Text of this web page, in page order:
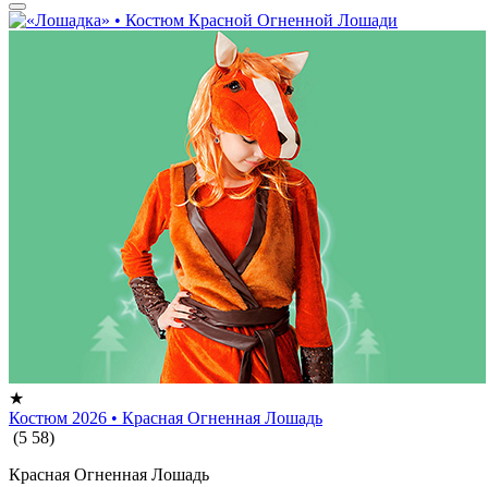
★
Костюм 2026 • Красная Огненная Лошадь
(5 58)
Красная Огненная Лошадь